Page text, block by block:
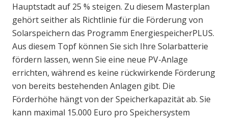
Hauptstadt auf 25 % steigen. Zu diesem Masterplan
gehört seither als Richtlinie für die Förderung von
Solarspeichern das Programm EnergiespeicherPLUS.
Aus diesem Topf können Sie sich Ihre Solarbatterie
fördern lassen, wenn Sie eine neue PV-Anlage
errichten, während es keine rückwirkende Förderung
von bereits bestehenden Anlagen gibt. Die
Förderhöhe hängt von der Speicherkapazität ab. Sie
kann maximal 15.000 Euro pro Speichersystem